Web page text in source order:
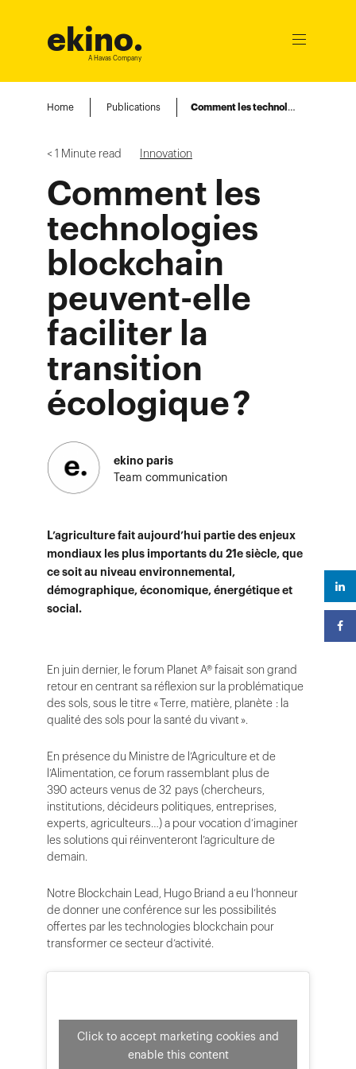
ekino.
A Havas Company
Ouvrir
Home Publications Comment les technologies blockchain peuvent-elle faciliter la transition écologique ?
< 1 Minute read Innovation
Comment les
technologies
blockchain
peuvent-elle
faciliter la
transition
écologique ?
L’agriculture fait aujourd’hui partie des enjeux
mondiaux les plus importants du 21e siècle, que
ce soit au niveau environnemental,
démographique, économique, énergétique et
social.
ekino paris
Team communication
En juin dernier, le forum Planet A® faisait son grand
retour en centrant sa réflexion sur la problématique
des sols, sous le titre « Terre, matière, planète : la
qualité des sols pour la santé du vivant ».
En présence du Ministre de l’Agriculture et de
l’Alimentation, ce forum rassemblant plus de
390 acteurs venus de 32 pays (chercheurs,
institutions, décideurs politiques, entreprises,
experts, agriculteurs…) a pour vocation d’imaginer
les solutions qui réinventeront l’agriculture de
demain.
Notre Blockchain Lead, Hugo Briand a eu l’honneur
de donner une conférence sur les possibilités
offertes par les technologies blockchain pour
transformer ce secteur d’activité.
Click to accept marketing cookies and
enable this content